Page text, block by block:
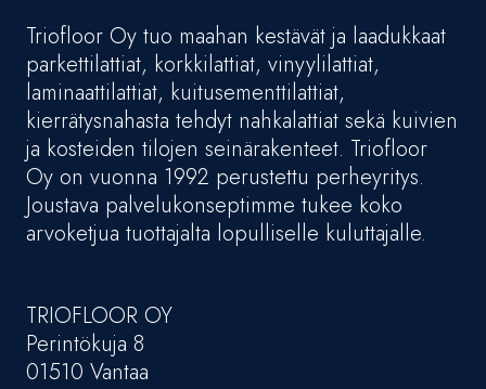
Triofloor Oy tuo maahan kestävät ja laadukkaat
parkettilattiat, korkkilattiat, vinyylilattiat,
laminaattilattiat, kuitusementtilattiat,
kierrätysnahasta tehdyt nahkalattiat sekä kuivien
ja kosteiden tilojen seinärakenteet. Triofloor
Oy on vuonna 1992 perustettu perheyritys.
Joustava palvelukonseptimme tukee koko
arvoketjua tuottajalta lopulliselle kuluttajalle.
TRIOFLOOR OY
Perintökuja 8
01510 Vantaa